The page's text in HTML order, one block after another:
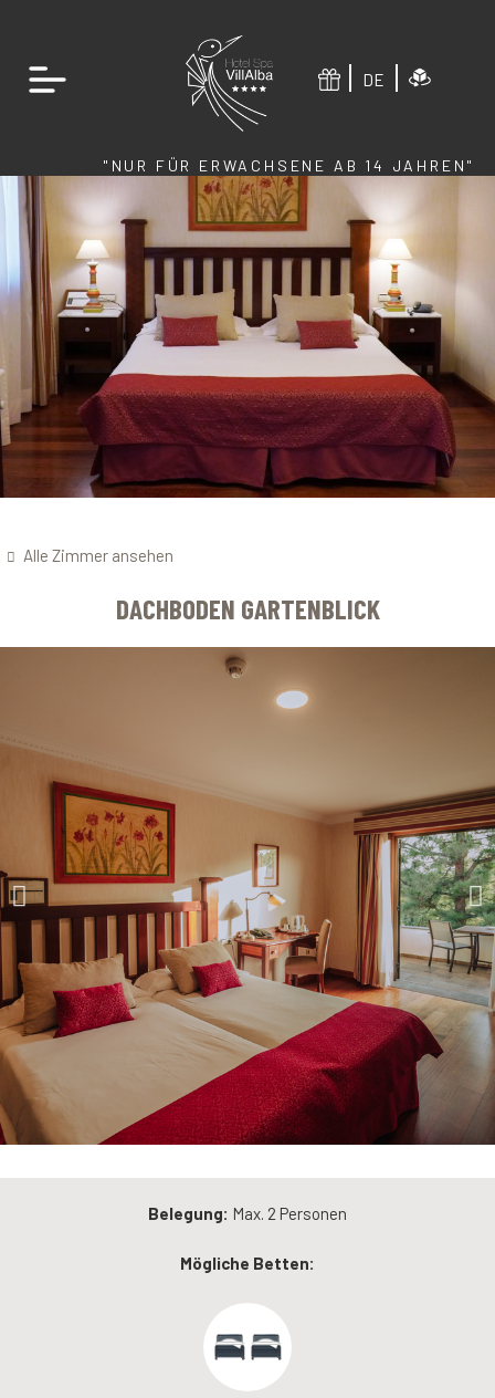
DE
"NUR FÜR ERWACHSENE AB 14 JAHREN"
Alle Zimmer ansehen
DACHBODEN GARTENBLICK
Belegung: Max. 2 Personen
Mögliche Betten: